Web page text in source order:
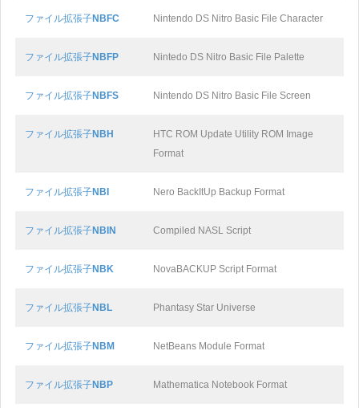
ファイル拡張子NBFC Nintendo DS Nitro Basic File Character
ファイル拡張子NBFP Nintedo DS Nitro Basic File Palette
ファイル拡張子NBFS Nintendo DS Nitro Basic File Screen
ファイル拡張子NBH
HTC ROM Update Utility ROM Image
Format
ファイル拡張子NBI Nero BackItUp Backup Format
ファイル拡張子NBIN Compiled NASL Script
ファイル拡張子NBK NovaBACKUP Script Format
ファイル拡張子NBL Phantasy Star Universe
ファイル拡張子NBM NetBeans Module Format
ファイル拡張子NBP Mathematica Notebook Format